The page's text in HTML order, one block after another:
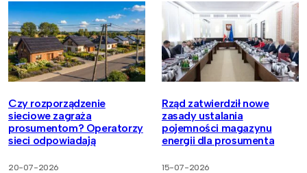
Czy rozporządzenie
sieciowe zagraża
prosumentom? Operatorzy
sieci odpowiadają
20-07-2026
Rząd zatwierdził nowe
zasady ustalania
pojemności magazynu
energii dla prosumenta
15-07-2026